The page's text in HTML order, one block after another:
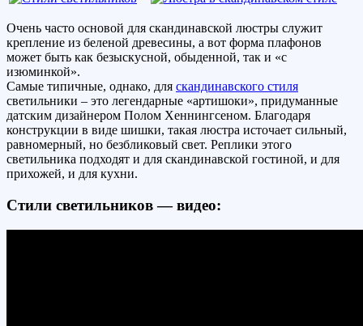
Очень часто основой для скандинавской люстры служит
крепление из беленой древесины, а вот форма плафонов
может быть как безыскусной, обыденной, так и «с
изюминкой».
Самые типичные, однако, для скандинавского стиля
светильники – это легендарные «артишоки», придуманные
датским дизайнером Полом Хеннингсеном. Благодаря
конструкции в виде шишки, такая люстра источает сильный,
равномерный, но безбликовый свет. Реплики этого
светильника подходят и для скандинавской гостиной, и для
прихожей, и для кухни.
Стили светильников — видео: